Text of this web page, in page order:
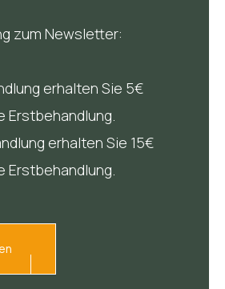
zum Newsletter:
erhalten Sie 5€
Erstbehandlung.
erhalten Sie 15€
Erstbehandlung.